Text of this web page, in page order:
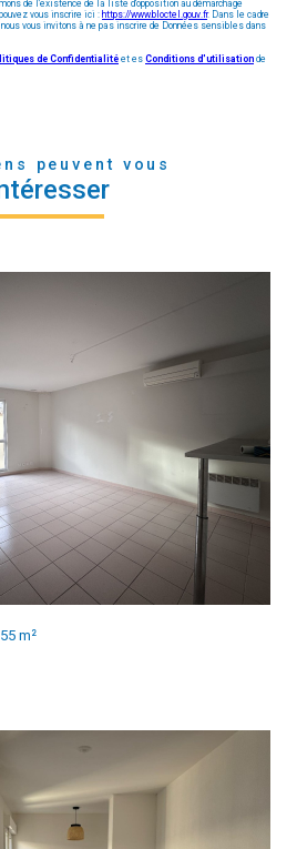
de l’existence de la liste d'opposition au démarchage
vous inscrire ici : https://www.bloctel.gouv.fr. Dans le cadre
vous invitons à ne pas inscrire de Données sensibles dans
de Confidentialité et es Conditions d'utilisation de
peuvent vous
m²